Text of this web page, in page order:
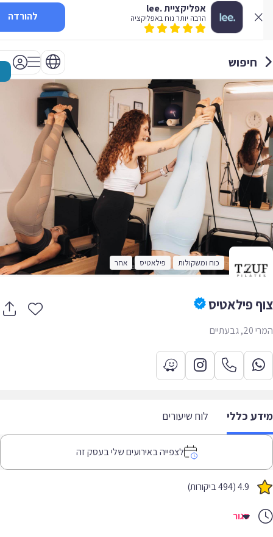
אפליקציית .lee
הרבה יותר נוח באפליקציה להורדה
חיפוש
כוח ומשקולות פילאטיס אחר
פילאטיס
כללי לוח שיעורים
לצפייה באירועים שלי בעסק זה
4.9 (494 ביקורות)
סגור